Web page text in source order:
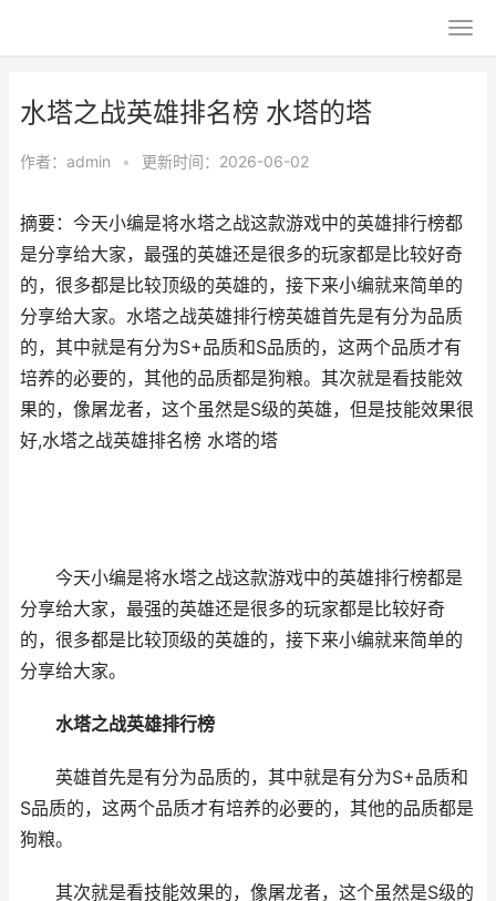
水塔之战英雄排名榜 水塔的塔
作者： admin • 更新时间：2026-06-02
摘要：今天小编是将水塔之战这款游戏中的英雄排行榜都
是分享给大家，最强的英雄还是很多的玩家都是比较好奇
的，很多都是比较顶级的英雄的，接下来小编就来简单的
分享给大家。水塔之战英雄排行榜英雄首先是有分为品质
的，其中就是有分为S+品质和S品质的，这两个品质才有
培养的必要的，其他的品质都是狗粮。其次就是看技能效
果的，像屠龙者，这个虽然是S级的英雄，但是技能效果很
好,水塔之战英雄排名榜 水塔的塔
今天小编是将水塔之战这款游戏中的英雄排行榜都是
分享给大家，最强的英雄还是很多的玩家都是比较好奇
的，很多都是比较顶级的英雄的，接下来小编就来简单的
分享给大家。
水塔之战英雄排行榜
英雄首先是有分为品质的，其中就是有分为S+品质和
S品质的，这两个品质才有培养的必要的，其他的品质都是
狗粮。
其次就是看技能效果的，像屠龙者，这个虽然是S级的